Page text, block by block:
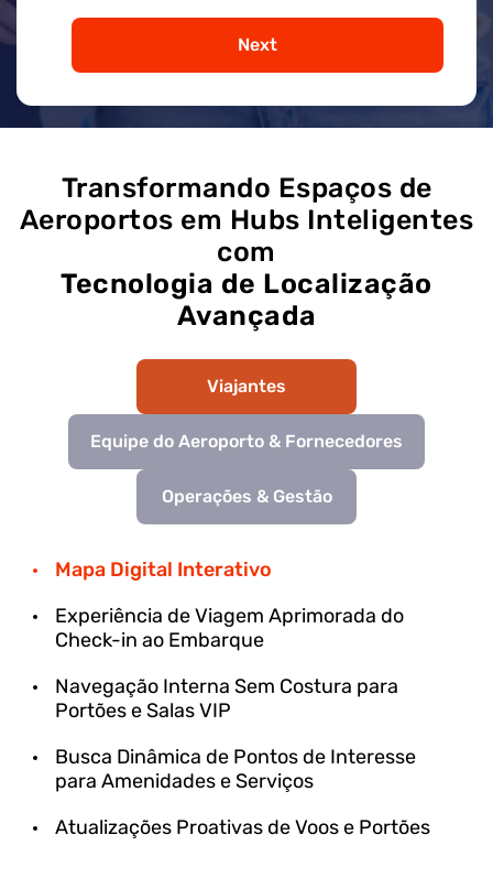
Next
Transformando Espaços de
Aeroportos em Hubs Inteligentes
com
Tecnologia de Localização
Avançada
Viajantes
Equipe do Aeroporto & Fornecedores
Operações & Gestão
Mapa Digital Interativo
Experiência de Viagem Aprimorada do
Check-in ao Embarque
Navegação Interna Sem Costura para
Portões e Salas VIP
Busca Dinâmica de Pontos de Interesse
para Amenidades e Serviços
Atualizações Proativas de Voos e Portões